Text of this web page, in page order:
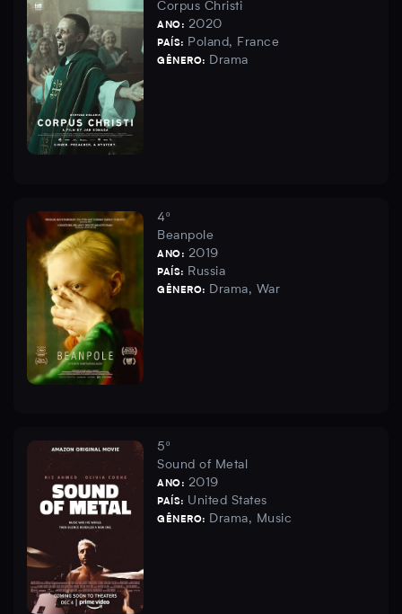
Corpus Christi
ANO: 2020
PAÍS: Poland, France
GÊNERO: Drama
4º
Beanpole
ANO: 2019
PAÍS: Russia
GÊNERO: Drama, War
5º
Sound of Metal
ANO: 2019
PAÍS: United States
GÊNERO: Drama, Music